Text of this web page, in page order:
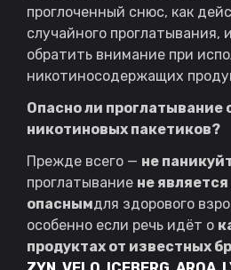
проглоченный снюс, как
случайного проглатывания,
обратить внимание при
никотиносодержащих
Опасно ли проглатывание
никотиновых пакетиков?
Прежде всего — не
проглатывание не
опаснымдля здорового
особенно если речь идёт о
продуктах от известных